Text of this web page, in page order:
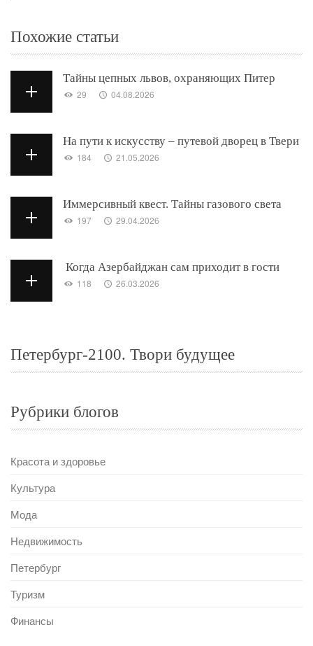
Похожие статьи
Тайны цепных львов, охраняющих Питер
29 04.08.2026
На пути к искусству – путевой дворец в Твери
184 21.05.2026
Иммерсивный квест. Тайны газового света
197 29.04.2026
Когда Азербайджан сам приходит в гости
118 26.03.2026
Петербург-2100. Твори будущее
Рубрики блогов
Красота и здоровье
Культура
Мода
Недвижимость
Петербург
Туризм
Финансы